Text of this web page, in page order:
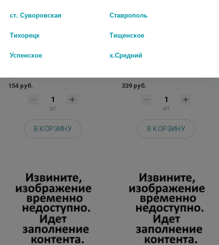
№10 Р-Р Д/ИН. АМП. /
154 руб.
шт
В КОРЗИНУ
№25 Р-Р Д/ИН. АМП. /ЭЛЛАРА/
339 руб.
шт
В КОРЗИНУ
ст. Суворовская Ставрополь
Тихорецк Тищенское
Успенское х.Средний